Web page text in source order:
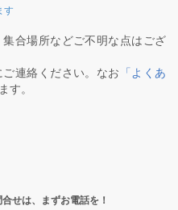
す
合場所などご不明な点はござ
連絡ください。なお
「よくあ
す。
せは、まずお電話を！